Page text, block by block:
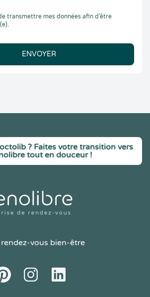
transmettre mes données afin d’être
ENVOYER
? Faites votre transition vers
tout en douceur !
rendez-vous bien-être
InstagramLinkedIn